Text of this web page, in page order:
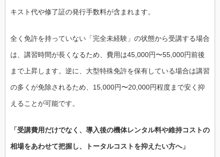
キスト代や修了証の発行手数料が含まれます。
全く免許を持っていない「完全未経験」の状態から受講する場合
は、講習時間が長くなるため、費用は45,000円〜55,000円前後
まで上昇します。逆に、大型特殊免許を保有している場合は講習
の多くが免除されるため、15,000円〜20,000円程度まで安く抑
えることが可能です。
「受講費用だけでなく、導入後の機体レンタル料や維持コストの
相場をあわせて把握し、トータルコストを抑えたい方へ」